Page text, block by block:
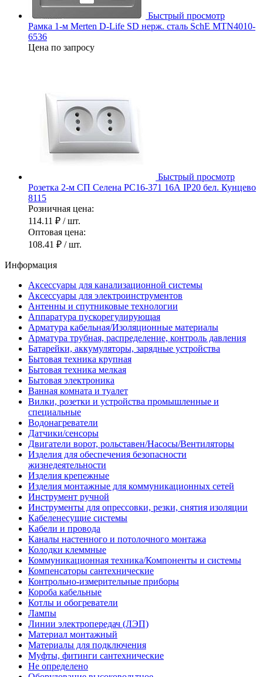
Быстрый просмотр
Рамка 1-м Merten D-Life SD нерж. сталь SchE MTN4010-
6536
Цена по запросу
Быстрый просмотр
Розетка 2-м СП Селена РС16-371 16А IP20 бел. Кунцево
8115
Розничная цена:
114.11 ₽ / шт.
Оптовая цена:
108.41 ₽ / шт.
Информация
Аксессуары для канализационной системы
Аксессуары для электроинструментов
Антенны и спутниковые технологии
Аппаратура пускорегулирующая
Арматура кабельная/Изоляционные материалы
Арматура трубная, распределение, контроль давления
Батарейки, аккумуляторы, зарядные устройства
Бытовая техника крупная
Бытовая техника мелкая
Бытовая электроника
Ванная комната и туалет
Вилки, розетки и устройства промышленные и
специальные
Водонагреватели
Датчики/сенсоры
Двигатели ворот, рольставен/Насосы/Вентиляторы
Изделия для обеспечения безопасности
жизнедеятельности
Изделия крепежные
Изделия монтажные для коммуникационных сетей
Инструмент ручной
Инструменты для опрессовки, резки, снятия изоляции
Кабеленесущие системы
Кабели и провода
Каналы настенного и потолочного монтажа
Колодки клеммные
Коммуникационная техника/Компоненты и системы
Компенсаторы сантехнические
Контрольно-измерительные приборы
Короба кабельные
Котлы и обогреватели
Лампы
Линии электропередач (ЛЭП)
Материал монтажный
Материалы для подключения
Муфты, фитинги сантехнические
Не определено